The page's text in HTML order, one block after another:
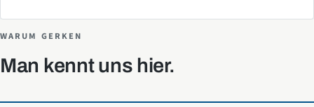
WARUM GERKEN
Man kennt uns hier.